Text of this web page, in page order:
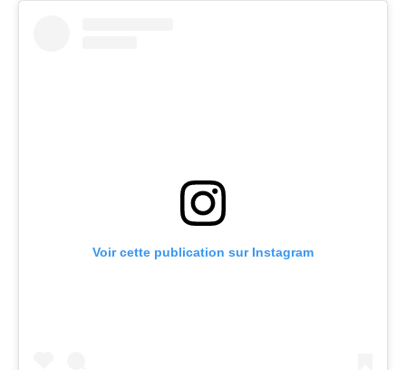
Voir cette publication sur Instagram